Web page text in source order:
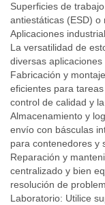
Superficies de
antiestáticas (ESD) o
Aplicaciones
La versatilidad de
diversas
Fabricación y
eficientes para
control de calidad y
Almacenamiento y
envío con básculas
para contenedores y
Reparación y
centralizado y bien
resolución de
Laboratorio: Utilice